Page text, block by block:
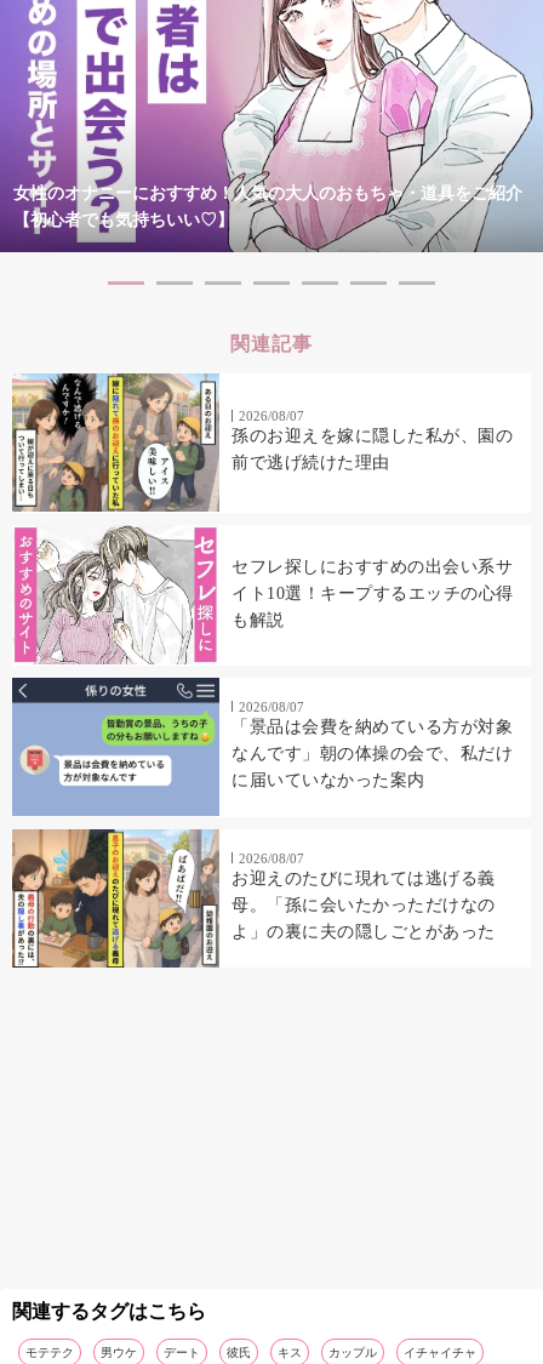
女性のオナニーにおすすめ！人気の大人のおもちゃ・道具をご紹介
【初心者でも気持ちいい♡】
関連記事
2026/08/07
孫のお迎えを嫁に隠した私が、園の
前で逃げ続けた理由
セフレ探しにおすすめの出会い系サ
イト10選！キープするエッチの心得
も解説
2026/08/07
「景品は会費を納めている方が対象
なんです」朝の体操の会で、私だけ
に届いていなかった案内
2026/08/07
お迎えのたびに現れては逃げる義
母。「孫に会いたかっただけなの
よ」の裏に夫の隠しごとがあった
関連するタグはこちら
モテテク 男ウケ デート 彼氏 キス カップル イチャイチャ